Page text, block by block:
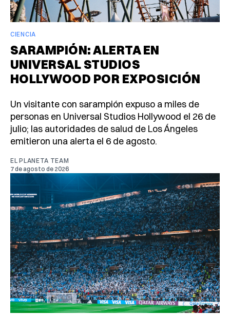
CIENCIA
SARAMPIÓN: ALERTA EN
UNIVERSAL STUDIOS
HOLLYWOOD POR EXPOSICIÓN
Un visitante con sarampión expuso a miles de
personas en Universal Studios Hollywood el 26 de
julio; las autoridades de salud de Los Ángeles
emitieron una alerta el 6 de agosto.
EL PLANETA TEAM
7 de agosto de 2026